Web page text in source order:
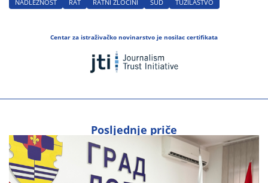
NADLEŽNOST RAT RATNI ZLOČINI SUD TUŽILAŠTVO
Centar za istraživačko novinarstvo je nosilac certifikata
Posljednje priče